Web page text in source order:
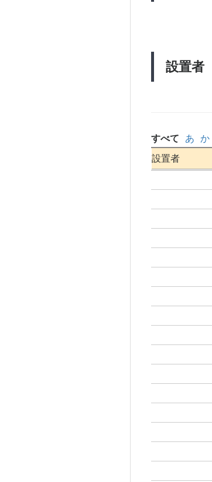
設置者
すべて あ か
設置者